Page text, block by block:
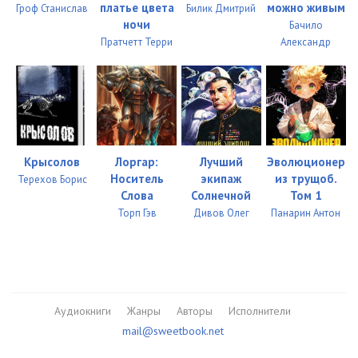
09:40
0318 15:08
0319
11:51
2/01
0101
03:37
09:25
Гроф Станислав
платье цвета
ночи
Пратчетт Терри
Билик Дмитрий
можно живым
Бачило
Александр
Крысолов
Терехов Борис
Лоргар:
Носитель
Слова
Торп Гэв
Лучший
экипаж
Солнечной
Дивов Олег
Эволюционер
из трущоб.
Том 1
Панарин Антон
Аудиокниги Жанры Авторы
Исполнители
mail@sweetbook.net